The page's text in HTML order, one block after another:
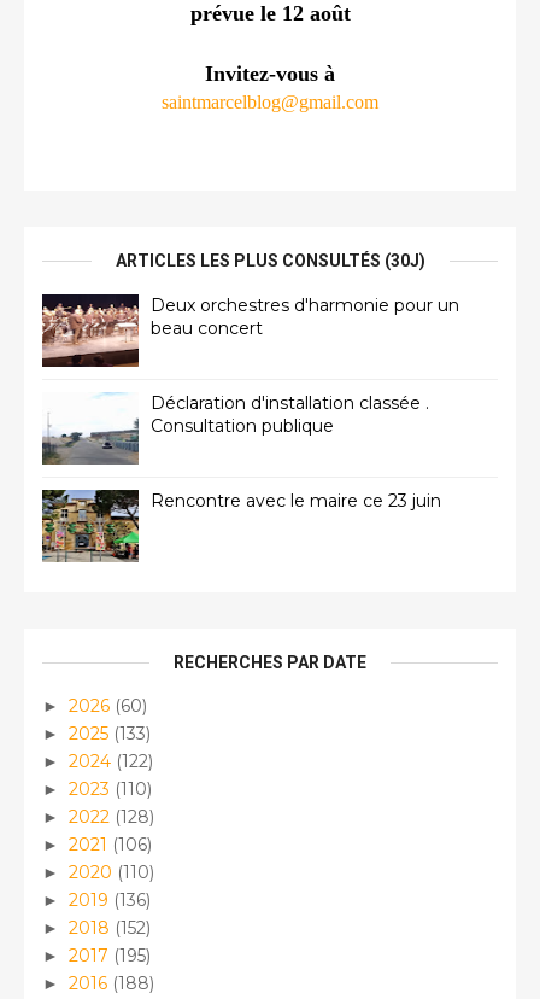
prévue le 12 août
Invitez-vous à
saintmarcelblog@gmail.com
ARTICLES LES PLUS CONSULTÉS (30J)
Deux orchestres d'harmonie pour un
beau concert
Déclaration d'installation classée .
Consultation publique
Rencontre avec le maire ce 23 juin
RECHERCHES PAR DATE
► 2026 (60)
► 2025 (133)
► 2024 (122)
► 2023 (110)
► 2022 (128)
► 2021 (106)
► 2020 (110)
► 2019 (136)
► 2018 (152)
► 2017 (195)
► 2016 (188)